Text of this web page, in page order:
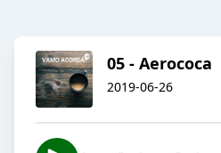
05 - Aerococa
2019-06-26